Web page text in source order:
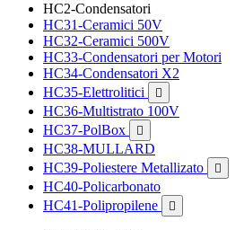
HC2-Condensatori
HC31-Ceramici 50V
HC32-Ceramici 500V
HC33-Condensatori per Motori
HC34-Condensatori X2
HC35-Elettrolitici

HC36-Multistrato 100V
HC37-PolBox

HC38-MULLARD
HC39-Poliestere Metallizato

HC40-Policarbonato
HC41-Polipropilene
